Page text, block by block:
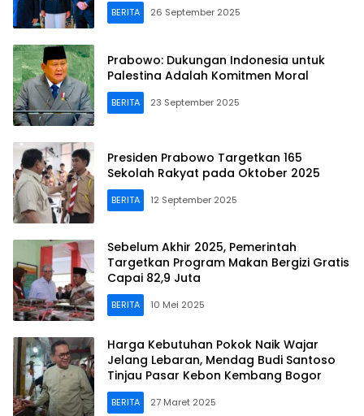
BERITA 26 September 2025
Prabowo: Dukungan Indonesia untuk
Palestina Adalah Komitmen Moral
BERITA 23 September 2025
Presiden Prabowo Targetkan 165
Sekolah Rakyat pada Oktober 2025
BERITA 12 September 2025
Sebelum Akhir 2025, Pemerintah
Targetkan Program Makan Bergizi Gratis
Capai 82,9 Juta
BERITA 10 Mei 2025
Harga Kebutuhan Pokok Naik Wajar
Jelang Lebaran, Mendag Budi Santoso
Tinjau Pasar Kebon Kembang Bogor
BERITA 27 Maret 2025